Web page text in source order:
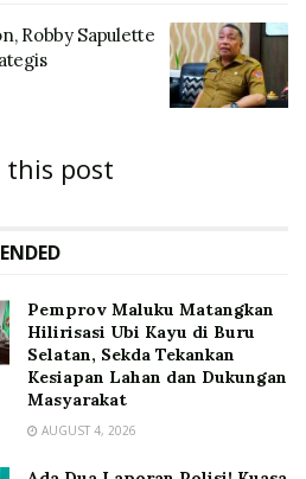
Robby Sapulette
this post
‎Pemprov Maluku Matangkan
Hilirisasi Ubi Kayu di Buru
Selatan, Sekda Tekankan
Kesiapan Lahan dan Dukungan
Masyarakat
AUGUST 4, 2026